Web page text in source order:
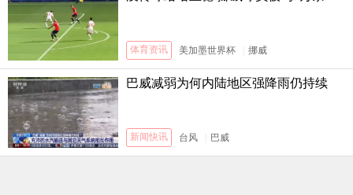
体育资讯 美加墨世界杯 挪威
巴威减弱为何内陆地区强降雨仍持续
新闻快讯 台风 巴威